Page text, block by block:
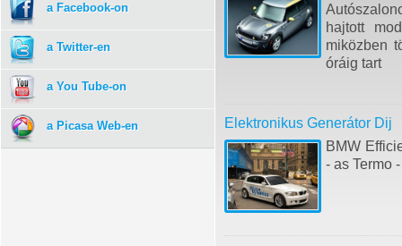
a Facebook-on
a Twitter-en
a You Tube-on
a Picasa Web-en
hajtott
miközben
óráig tart
Elektronikus Generátor Dij
BMW
- as Termo